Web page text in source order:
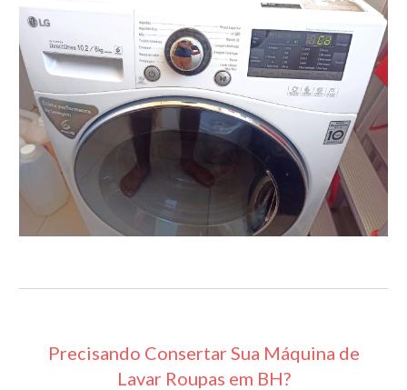
Precisando Consertar Sua Máquina de
Lavar Roupas em BH?